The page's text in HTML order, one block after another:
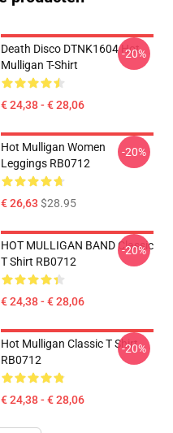
Death Disco DTNK1604 Hot
Mulligan T-Shirt
€ 24,38 - € 28,06
-20%
Hot Mulligan Women
Leggings RB0712
€ 26,63 $28.95
-20%
HOT MULLIGAN BAND Classic
T Shirt RB0712
€ 24,38 - € 28,06
-20%
Hot Mulligan Classic T Shirt
RB0712
€ 24,38 - € 28,06
-20%